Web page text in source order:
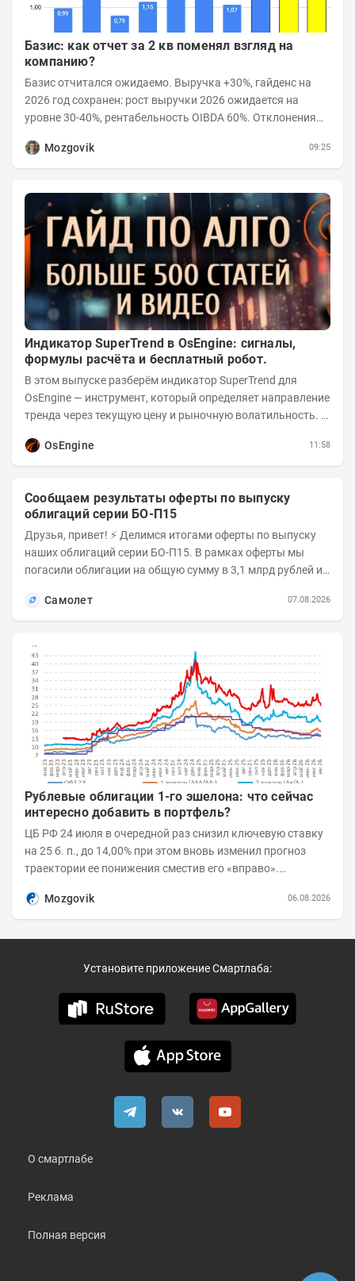
Базис: как отчет за 2 кв поменял взгляд на
компанию?
Базис отчитался ожидаемо. Выручка +30%, гайденс на
2026 год сохранен: рост выручки 2026 ожидается на
уровне 30-40%, рентабельность OIBDA 60%. Отклонения
Mozgovik
09:25
Индикатор SuperTrend в OsEngine: сигналы,
формулы расчёта и бесплатный робот.
В этом выпуске разберём индикатор SuperTrend для
OsEngine — инструмент, который определяет направление
тренда через текущую цену и рыночную волатильность. В
OsEngine
11:58
Сообщаем результаты оферты по выпуску
облигаций серии БО-П15
Друзья, привет! ⚡️ Делимся итогами оферты по выпуску
наших облигаций серии БО-П15. В рамках оферты мы
погасили облигации на общую сумму в 3,1 млрд рублей из
Самолет
07.08.2026
Рублевые облигации 1-го эшелона: что сейчас
интересно добавить в портфель?
ЦБ РФ 24 июля в очередной раз снизил ключевую ставку
на 25 б. п., до 14,00% при этом вновь изменил прогноз
траектории ее понижения сместив его «вправо».
Mozgovik
06.08.2026
Установите приложение Смартлаба:
О смартлабе
Реклама
Полная версия